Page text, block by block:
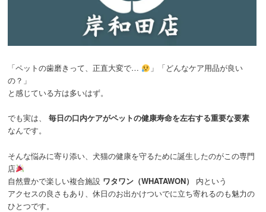
「ペットの歯磨きって、正直大変で…
」「どんなケア用品が良い
の？」
と感じている方は多いはず。
でも実は、毎日の口内ケアがペットの健康寿命を左右する重要な要素
なんです。
そんな悩みに寄り添い、犬猫の健康を守るために誕生したのがこの専門
店
自然豊かで楽しい複合施設 ワタワン（WHATAWON）
内という
アクセスの良さもあり、休日のお出かけついでに立ち寄れるのも魅力の
ひとつです。